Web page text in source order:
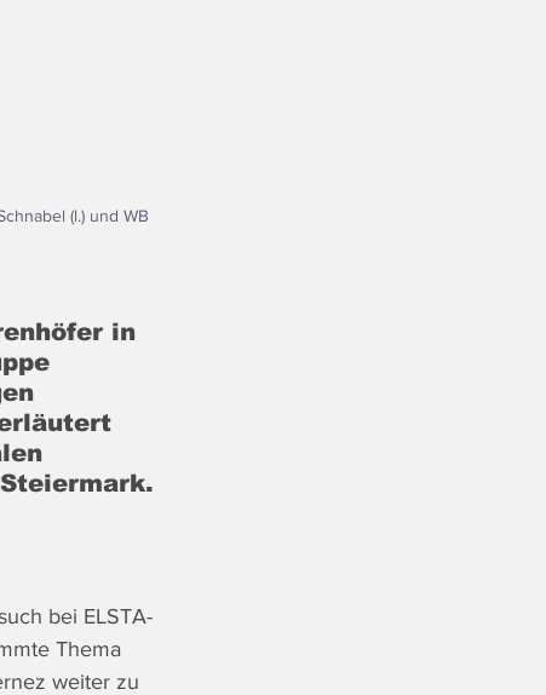
(l.) und WB
in
bei ELSTA-
Thema
weiter zu